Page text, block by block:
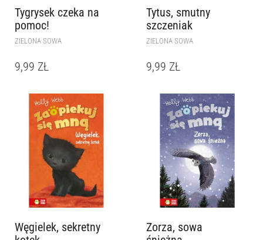
Tygrysek czeka na
pomoc!
ZIELONA SOWA
9,99 ZŁ
Tytus, smutny
szczeniak
ZIELONA SOWA
9,99 ZŁ
Węgielek, sekretny
Zorza, sowa